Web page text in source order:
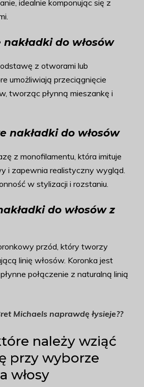
idealnie komponując się z
do włosów
z otworami lub
umożliwiają przeciągnięcie
tworząc płynną mieszankę i
nakładki do włosów
z monofilamentu, która imituje
i zapewnia realistyczny wygląd.
w stylizacji i rozstaniu.
do włosów z
przód, który tworzy
linię włosów. Koronka jest
połączenie z naturalną linią
Michaels naprawdę łysieje??
należy wziąć
przy wyborze
włosy